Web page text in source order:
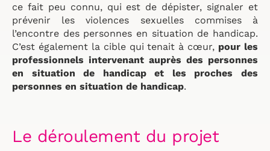
ce fait peu connu, qui est de dépister, signaler et
prévenir les violences sexuelles commises à
l’encontre des personnes en situation de handicap.
C’est également la cible qui tenait à cœur, pour les
professionnels intervenant auprès des personnes
en situation de handicap et les proches des
personnes en situation de handicap.
Le déroulement du projet